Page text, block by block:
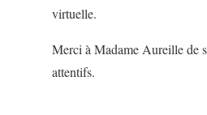
virtuelle.
Merci à Madame Aureille de
attentifs.